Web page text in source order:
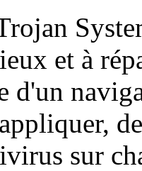
et à
d'un
sur